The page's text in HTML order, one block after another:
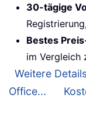
30-tägige
Bestes
im Vergleich
Weitere
Office...